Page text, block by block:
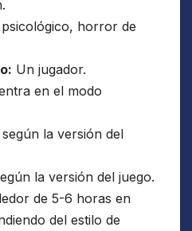
horror de
Un jugador.
en el modo
la versión del
la versión del juego.
de 5-6 horas en
del estilo de